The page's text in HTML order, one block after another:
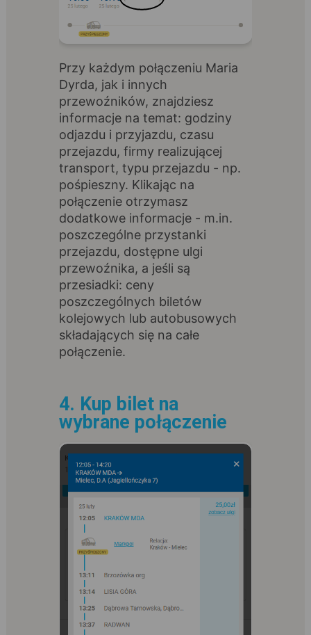
Przy każdym połączeniu Maria
Dyrda, jak i innych
przewoźników, znajdziesz
informacje na temat: godziny
odjazdu i przyjazdu, czasu
przejazdu, firmy realizującej
transport, typu przejazdu - np.
pośpieszny. Klikając na
połączenie otrzymasz
dodatkowe informacje - m.in.
poszczególne przystanki
przejazdu, dostępne ulgi
przewoźnika, a jeśli są
przesiadki: ceny
poszczególnych biletów
kolejowych lub autobusowych
składających się na całe
połączenie.
4. Kup bilet na
wybrane połączenie